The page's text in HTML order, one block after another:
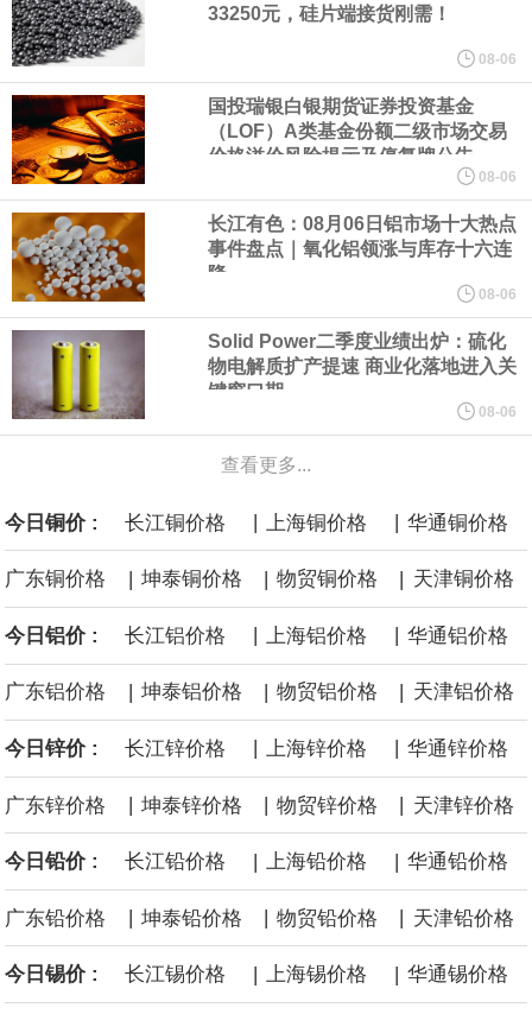
美元的项目制造重重阻碍
欧股开盘涨跌不一，德国DAX指数跌0.29%，英国富时100指数涨
0.08%，法国CAC40指数涨0.03%，欧洲斯托克50指数跌0.15%，
意大利富时MIB指数跌0.18%。
LME伦镍日内跌超3.00%，现报16574.100美元/吨。
瑞士7月季调后失业率 3.1%，预期 3.1%，前值 3.1%。瑞士7月未
季调失业率 3%，预期 3%，前值 2.9%。
商品期货收盘，黄金连续涨3.44%，焦炭连续涨2.72%，铁矿石连续
涨2.64%，镍连续跌2.62%，白银连续涨2.61%。
沙特下调了对亚洲的主要原油价格，与此同时，各方正就一项旨在
缓解霍尔木兹海峡航运压力的协议进行谈判。尽管胡塞武装的威胁
危及了经由红海向东运输原油的替代路线，但沙特方面仍下调了价
格。
33250元，硅片端接货刚需！
08-06
国投瑞银白银期货证券投资基金
（LOF）A类基金份额二级市场交易
价格溢价风险提示及停复牌公告
08-06
长江有色：08月06日铝市场十大热点
事件盘点｜氧化铝领涨与库存十六连
降
08-06
Solid Power二季度业绩出炉：硫化
物电解质扩产提速 商业化落地进入关
键窗口期
08-06
查看更多...
今日铜价 : 长江铜价格 | 上海铜价格 | 华通铜价格
广东铜价格 | 坤泰铜价格 | 物贸铜价格 | 天津铜价格
今日铝价 : 长江铝价格 上海铝价格 华通铝价格
广东铝价格 | 坤泰铝价格 | 物贸铝价格 | 天津铝价格
今日锌价 : 长江锌价格 上海锌价格 华通锌价格
广东锌价格 | 坤泰锌价格 | 物贸锌价格 | 天津锌价格
今日铅价 : 长江铅价格 | 上海铅价格 | 华通铅价格
广东铅价格 坤泰铅价格 物贸铅价格 天津铅价格
今日锡价 : 长江锡价格 | 上海锡价格 | 华通锡价格